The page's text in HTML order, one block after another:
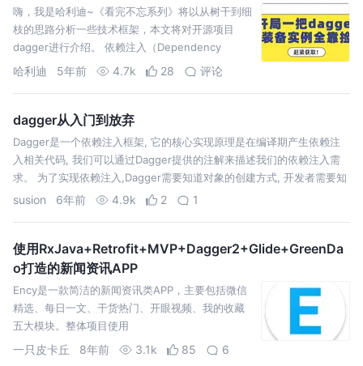
嗨，我是哈利迪~《看完不忘系列》将以从树干到细
枝的思路分析一些技术框架，本文将对开源项目
dagger进行介绍。 依赖注入（Dependency
Injection，DI）遵循控制反转（Inversion of
哈利迪 5年前 4.7k 28 评论
dagger从入门到放弃
Dagger是一个依赖注入框架, 它的核心实现原理是在编译期产生依赖注
入相关代码, 我们可以通过Dagger提供的注解来描述我们的依赖注入需
求。 为了实现依赖注入,Dagger需要知道对象的创建方式, 开发者需要知
道怎么获取Dagger创建的对象, 本文会围绕这两点介绍一下Da…
susion 6年前 4.9k 2 1
使用RxJava+Retrofit+MVP+Dagger2+Glide+GreenDa
o打造的新闻资讯APP
Ency是一款简洁的新闻资讯类APP，主要包括微信
精选、每日一文、干货热门、开眼视频、我的收藏
五大模块。整体项目使用
RxJava+Retrofit+MVP+Dagger2+Glide+GreenD
一只皮卡丘 8年前 3.1k 85 6